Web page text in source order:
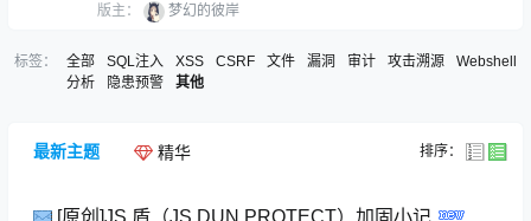
版主： 梦幻的彼岸
标签： 全部 SQL注入 XSS CSRF 文件 漏洞 审计 攻击溯源
Webshell
分析
隐患预警 其他
最新主题 精华 排序：